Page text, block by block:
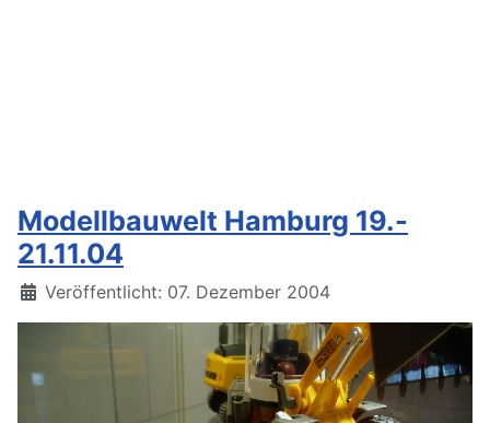
Modellbauwelt Hamburg 19.-
21.11.04
Details
Veröffentlicht: 07. Dezember 2004